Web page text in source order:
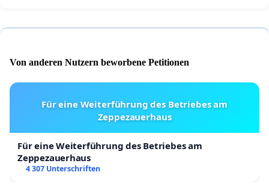
Von anderen Nutzern beworbene Petitionen
Für eine Weiterführung des Betriebes am
Zeppezauerhaus
Für eine Weiterführung des Betriebes am
Zeppezauerhaus
4 307 Unterschriften